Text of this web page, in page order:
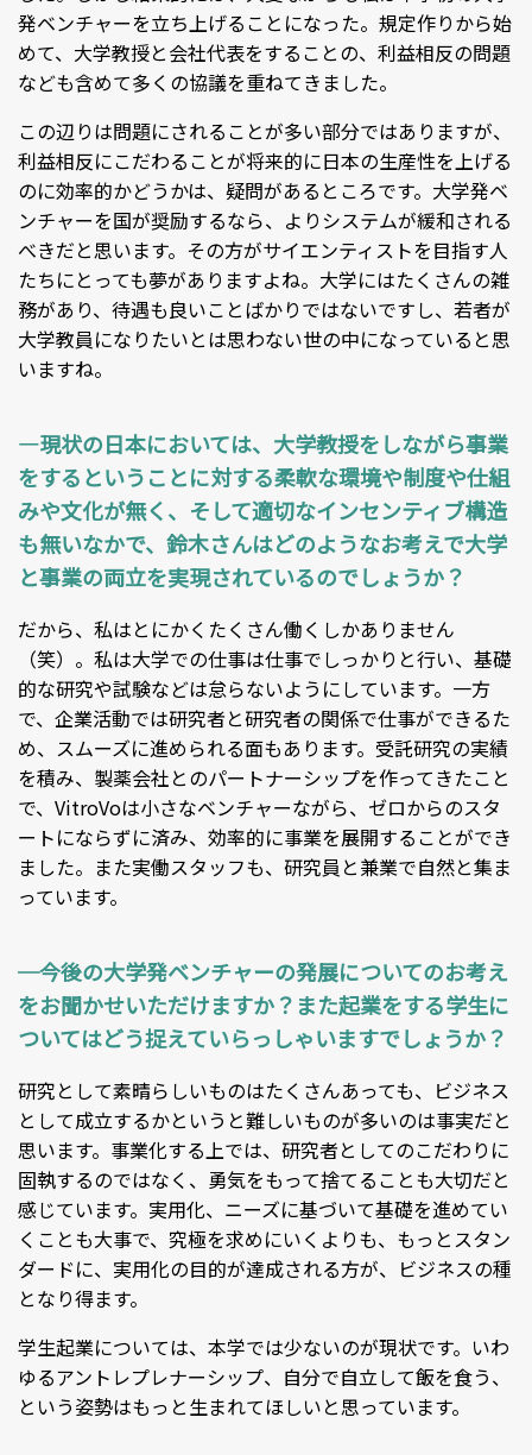
発ベンチャーを立ち上げることになった。規定作りから始
めて、大学教授と会社代表をすることの、利益相反の問題
なども含めて多くの協議を重ねてきました。
この辺りは問題にされることが多い部分ではありますが、
利益相反にこだわることが将来的に日本の生産性を上げる
のに効率的かどうかは、疑問があるところです。大学発ベ
ンチャーを国が奨励するなら、よりシステムが緩和される
べきだと思います。その方がサイエンティストを目指す人
たちにとっても夢がありますよね。大学にはたくさんの雑
務があり、待遇も良いことばかりではないですし、若者が
大学教員になりたいとは思わない世の中になっていると思
いますね。
―現状の日本においては、大学教授をしながら事業
をするということに対する柔軟な環境や制度や仕組
みや文化が無く、そして適切なインセンティブ構造
も無いなかで、鈴木さんはどのようなお考えで大学
と事業の両立を実現されているのでしょうか？
だから、私はとにかくたくさん働くしかありません
（笑）。私は大学での仕事は仕事でしっかりと行い、基礎
的な研究や試験などは怠らないようにしています。一方
で、企業活動では研究者と研究者の関係で仕事ができるた
め、スムーズに進められる面もあります。受託研究の実績
を積み、製薬会社とのパートナーシップを作ってきたこと
で、VitroVoは小さなベンチャーながら、ゼロからのスタ
ートにならずに済み、効率的に事業を展開することができ
ました。また実働スタッフも、研究員と兼業で自然と集ま
っています。
─今後の大学発ベンチャーの発展についてのお考え
をお聞かせいただけますか？また起業をする学生に
ついてはどう捉えていらっしゃいますでしょうか？
研究として素晴らしいものはたくさんあっても、ビジネス
として成立するかというと難しいものが多いのは事実だと
思います。事業化する上では、研究者としてのこだわりに
固執するのではなく、勇気をもって捨てることも大切だと
感じています。実用化、ニーズに基づいて基礎を進めてい
くことも大事で、究極を求めにいくよりも、もっとスタン
ダードに、実用化の目的が達成される方が、ビジネスの種
となり得ます。
学生起業については、本学では少ないのが現状です。いわ
ゆるアントレプレナーシップ、自分で自立して飯を食う、
という姿勢はもっと生まれてほしいと思っています。